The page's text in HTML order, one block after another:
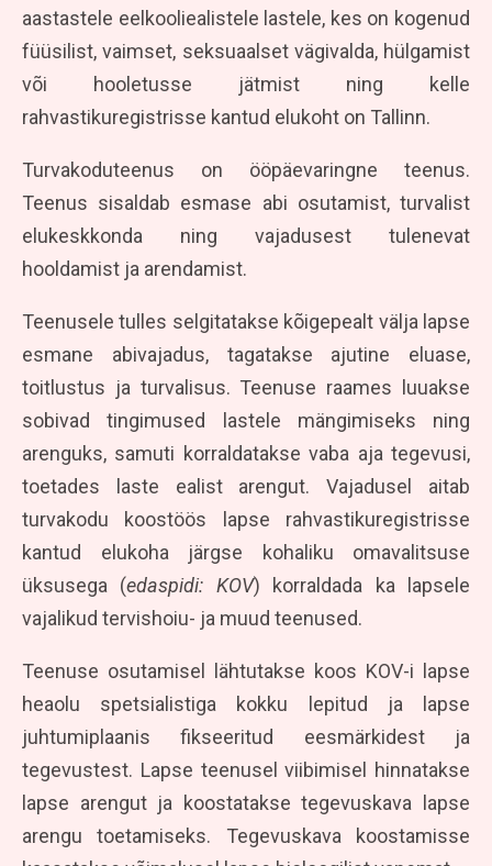
aastastele eelkooliealistele lastele, kes on kogenud
füüsilist, vaimset, seksuaalset vägivalda, hülgamist
või hooletusse jätmist ning kelle
rahvastikuregistrisse kantud elukoht on Tallinn.
Turvakoduteenus on ööpäevaringne teenus.
Teenus sisaldab esmase abi osutamist, turvalist
elukeskkonda ning vajadusest tulenevat
hooldamist ja arendamist.
Teenusele tulles selgitatakse kõigepealt välja lapse
esmane abivajadus, tagatakse ajutine eluase,
toitlustus ja turvalisus. Teenuse raames luuakse
sobivad tingimused lastele mängimiseks ning
arenguks, samuti korraldatakse vaba aja tegevusi,
toetades laste ealist arengut. Vajadusel aitab
turvakodu koostöös lapse rahvastikuregistrisse
kantud elukoha järgse kohaliku omavalitsuse
üksusega (edaspidi: KOV) korraldada ka lapsele
vajalikud tervishoiu- ja muud teenused.
Teenuse osutamisel lähtutakse koos KOV-i lapse
heaolu spetsialistiga kokku lepitud ja lapse
juhtumiplaanis fikseeritud eesmärkidest ja
tegevustest. Lapse teenusel viibimisel hinnatakse
lapse arengut ja koostatakse tegevuskava lapse
arengu toetamiseks. Tegevuskava koostamisse